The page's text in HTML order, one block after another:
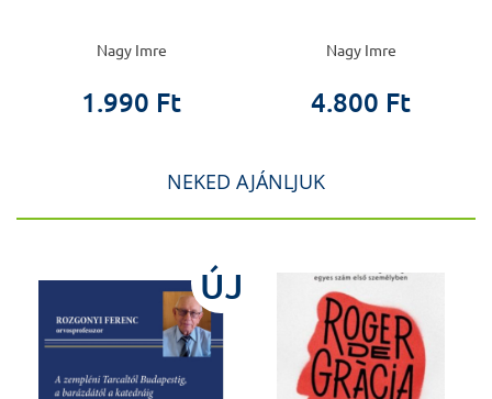
Nagy Imre
1.990 Ft
Nagy Imre
4.800 Ft
NEKED AJÁNLJUK
ÚJ